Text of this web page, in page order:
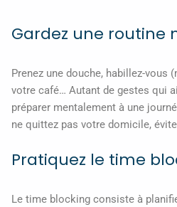
Gardez une routine
Prenez une douche, habillez-vous
votre café… Autant de gestes qui
préparer mentalement à une
ne quittez pas votre domicile,
Pratiquez le time
Le time blocking consiste à